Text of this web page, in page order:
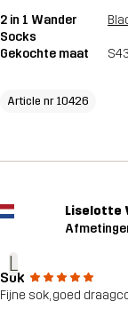
2 in 1 Wander
Socks
Gekochte maat
Article nr 10426
L
Liselotte
Sok
Fijne sok, goed